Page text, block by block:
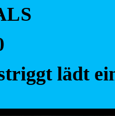
lädt